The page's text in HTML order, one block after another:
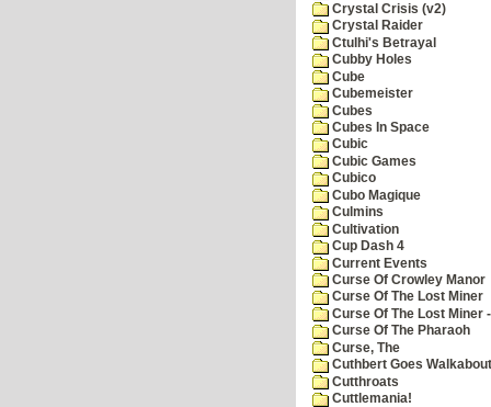
Crystal Crisis (v2)
Crystal Raider
Ctulhi's Betrayal
Cubby Holes
Cube
Cubemeister
Cubes
Cubes In Space
Cubic
Cubic Games
Cubico
Cubo Magique
Culmins
Cultivation
Cup Dash 4
Current Events
Curse Of Crowley Manor
Curse Of The Lost Miner
Curse Of The Lost Miner
Curse Of The Pharaoh
Curse, The
Cuthbert Goes Walkabout
Cutthroats
Cuttlemania!